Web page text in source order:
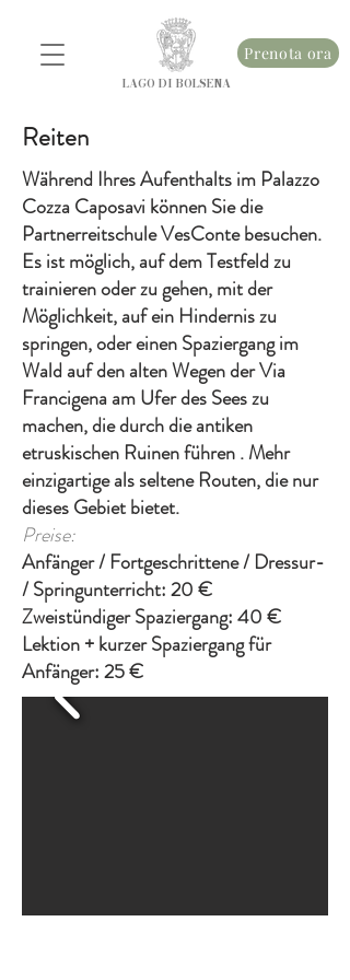
Prenota ora
LAGO DI BOLSENA
Reiten
Während Ihres Aufenthalts im Palazzo
Cozza Caposavi können Sie die
Partnerreitschule VesConte besuchen.
Es ist möglich, auf dem Testfeld zu
trainieren oder zu gehen, mit der
Möglichkeit, auf ein Hindernis zu
springen, oder einen Spaziergang im
Wald auf den alten Wegen der Via
Francigena am Ufer des Sees zu
machen, die durch die antiken
etruskischen Ruinen führen . Mehr
einzigartige als seltene Routen, die nur
dieses Gebiet bietet.
Preise:
Anfänger / Fortgeschrittene / Dressur-
/ Springunterricht: 20 €
Zweistündiger Spaziergang: 40 €
Lektion + kurzer Spaziergang für
Anfänger: 25 €